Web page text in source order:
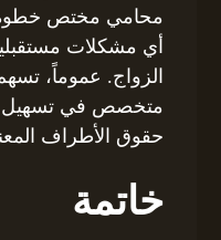
محامي مختص
أي مشكلات
الزواج. عموماً،
متخصص في تسهيل
حقوق الأطراف
خاتمة